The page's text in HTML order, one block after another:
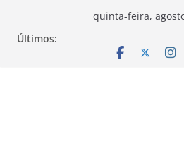
quinta-feira,
Últimos: